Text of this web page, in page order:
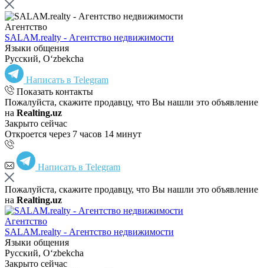
Агентство
SALAM.realty - Агентство недвижимости
Языки общения
Русский, Oʻzbekcha
Написать в Telegram
Показать контакты
Пожалуйста, скажите продавцу, что Вы нашли это объявление
на Realting.uz
Закрыто сейчас
Откроется через 7 часов 14 минут
Написать в Telegram
Пожалуйста, скажите продавцу, что Вы нашли это объявление
на Realting.uz
Агентство
SALAM.realty - Агентство недвижимости
Языки общения
Русский, Oʻzbekcha
Закрыто сейчас